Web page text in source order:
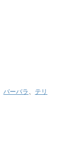
バーバラ、 テリ